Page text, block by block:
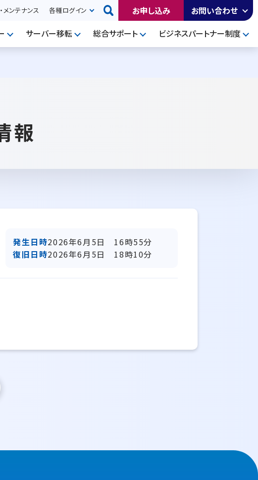
メンテナンス 各種ログイン お申し込み
お問い合わせ
サーバー移転 総合サポート ビジネスパートナー制度
報
発生日時2026年6月5日 16時55分
復旧日時2026年6月5日 18時10分